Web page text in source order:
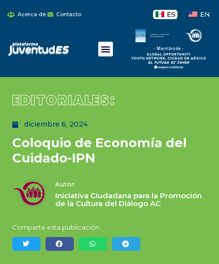
Acerca de Contacto ES EN
- Miembro de -
EDITORIALES:
diciembre 6, 2024
Coloquio de Economía del
Cuidado-IPN
Autor:
Iniciativa Ciudadana para la Promoción
de la Cultura del Diálogo AC
Comparte esta publicación: